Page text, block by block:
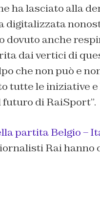
ha lasciato alla
digitalizzata
dovuto anche
dai vertici di
che non può e
tutte le iniziative
di RaiSport”.
partita Belgio –
Rai hanno